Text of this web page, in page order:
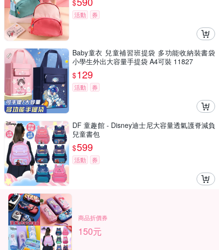
$
活動 券
Baby童衣 兒童補習班提袋 多功能收納裝書袋
小學生外出大容量手提袋 A4可裝 11827
$129
活動 券
DF 童趣館 - Disney迪士尼大容量透氣護脊減負
兒童書包
$599
活動 券
商品折價券
150元